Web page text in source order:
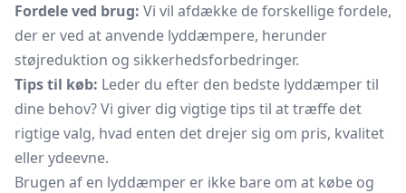
Fordele ved brug: Vi vil afdække de forskellige fordele,
der er ved at anvende lyddæmpere, herunder
støjreduktion og sikkerhedsforbedringer.
Tips til køb: Leder du efter den bedste lyddæmper til
dine behov? Vi giver dig vigtige tips til at træffe det
rigtige valg, hvad enten det drejer sig om pris, kvalitet
eller ydeevne.
Brugen af en lyddæmper er ikke bare om at købe og